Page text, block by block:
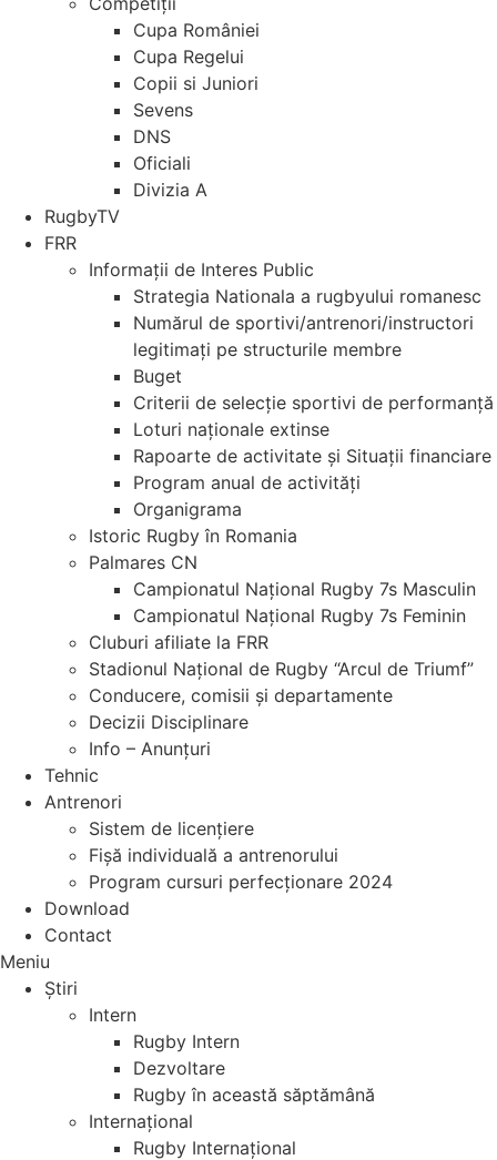
Cupa României
Cupa Regelui
Copii si Juniori
Sevens
DNS
Oficiali
Divizia A
RugbyTV
FRR
Informații de Interes Public
Strategia Nationala a rugbyului romanesc
Numărul de sportivi/antrenori/instructori
legitimați pe structurile membre
Buget
Criterii de selecție sportivi de performanță
Loturi naționale extinse
Rapoarte de activitate și Situații financiare
Program anual de activități
Organigrama
Istoric Rugby în Romania
Palmares CN
Campionatul Național Rugby 7s Masculin
Campionatul Național Rugby 7s Feminin
Cluburi afiliate la FRR
Stadionul Național de Rugby “Arcul de Triumf”
Conducere, comisii și departamente
Decizii Disciplinare
Info – Anunțuri
Tehnic
Antrenori
Sistem de licențiere
Fișă individuală a antrenorului
Program cursuri perfecționare 2024
Download
Contact
Meniu
Știri
Intern
Rugby Intern
Dezvoltare
Rugby în această săptămână
Internațional
Rugby Internațional